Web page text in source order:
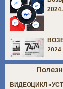
ВИДЕОЦИКЛ